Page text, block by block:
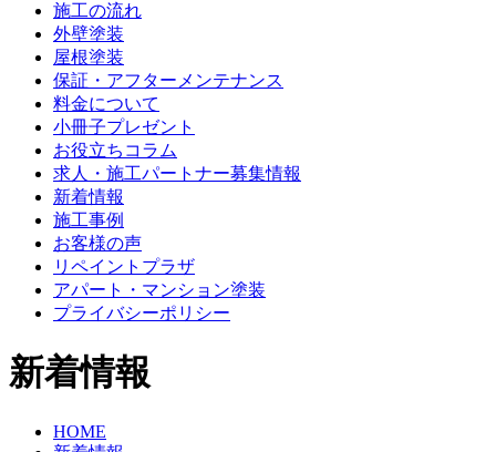
施工の流れ
外壁塗装
屋根塗装
保証・アフターメンテナンス
料金について
小冊子プレゼント
お役立ちコラム
求人・施工パートナー募集情報
新着情報
施工事例
お客様の声
リペイントプラザ
アパート・マンション塗装
プライバシーポリシー
新着情報
HOME